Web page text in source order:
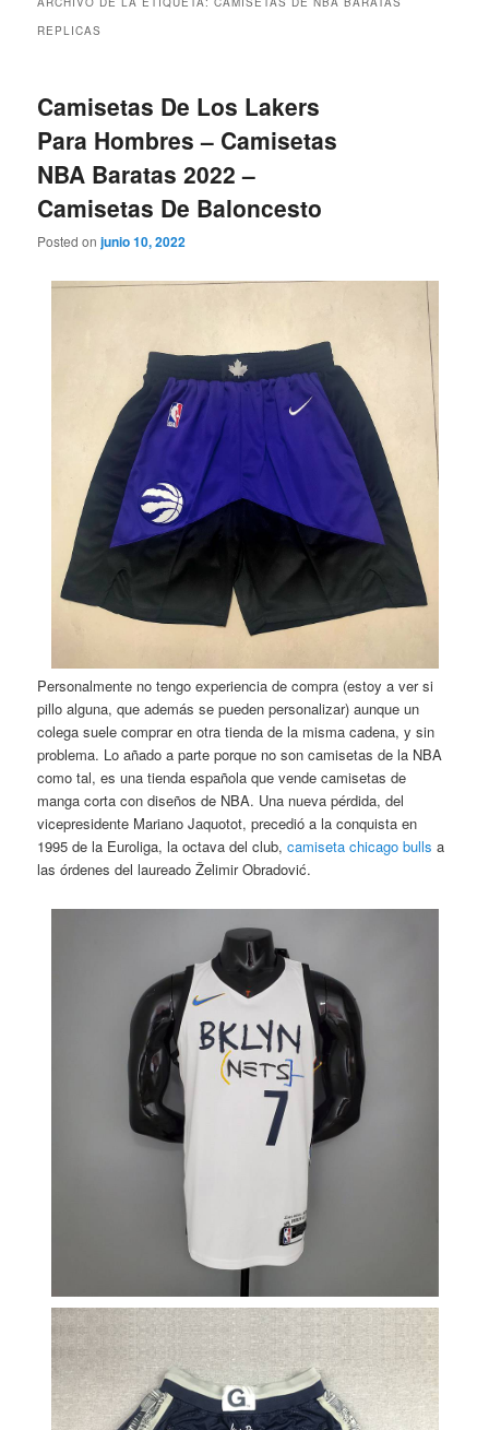
REPLICAS
Camisetas De Los Lakers
Para Hombres – Camisetas
NBA Baratas 2022 –
Camisetas De Baloncesto
Posted onjunio 10, 2022
Personalmente no tengo experiencia de compra (estoy a ver si
pillo alguna, que además se pueden personalizar) aunque un
colega suele comprar en otra tienda de la misma cadena, y sin
problema. Lo añado a parte porque no son camisetas de la NBA
como tal, es una tienda española que vende camisetas de
manga corta con diseños de NBA. Una nueva pérdida, del
vicepresidente Mariano Jaquotot, precedió a la conquista en
1995 de la Euroliga, la octava del club,camiseta chicago bulls a
las órdenes del laureado Želimir Obradović.